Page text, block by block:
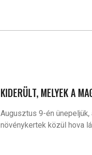
KIDERÜLT, MELYEK A
Augusztus 9-én
növénykertek közül hova